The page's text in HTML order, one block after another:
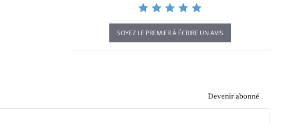
SOYEZ LE PREMIER À ÉCRIRE UN AVIS
Devenir abonné